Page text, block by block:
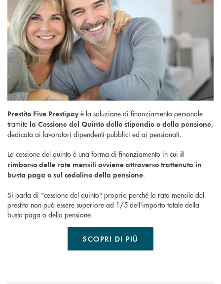
Prestito Five Prestipay è la soluzione di finanziamento personale
tramite la Cessione del Quinto dello stipendio o della pensione,
dedicata ai lavoratori dipendenti pubblici ed ai pensionati.
La cessione del quinto è una forma di finanziamento in cui il
rimborso delle rate mensili avviene attraverso trattenuta in
busta paga o sul cedolino della pensione.
Si parla di "cessione del quinto" proprio perché la rata mensile del
prestito non può essere superiore ad 1/5 dell'importo totale della
busta paga o della pensione.
SCOPRI DI PIÙ